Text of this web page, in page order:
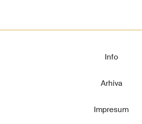
Info
Arhiva
Impresum